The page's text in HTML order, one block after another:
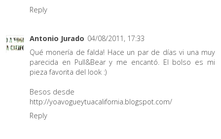
Reply
Antonio Jurado 04/08/2011, 17:33
Qué monería de falda! Hace un par de días vi una muy
parecida en Pull&Bear y me encantó. El bolso es mi
pieza favorita del look :)
Besos desde
http://yoavogueytuacalifornia.blogspot.com/
Reply